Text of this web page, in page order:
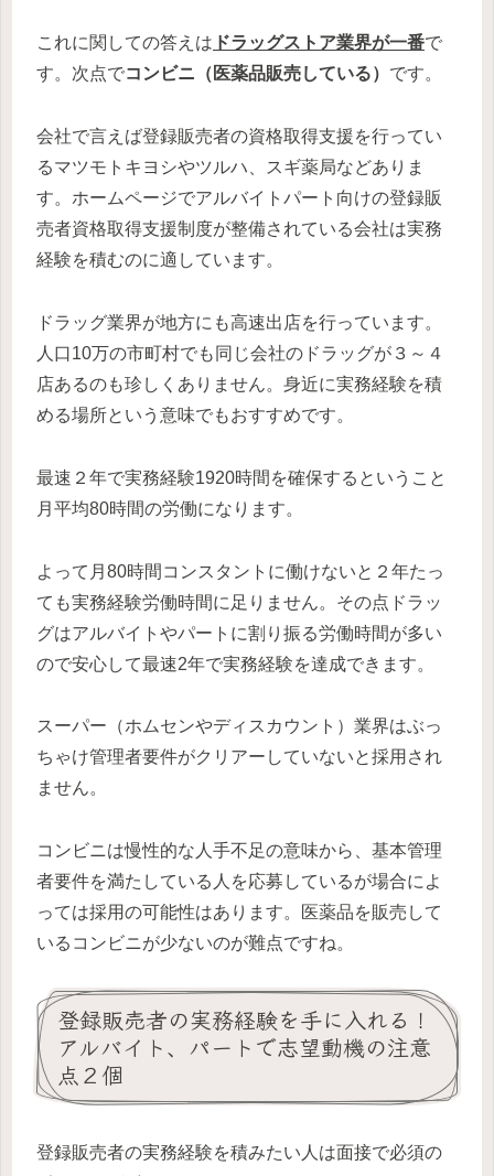
これに関しての答えは ドラッグストア業界が一番で
す。次点でコンビニ（医薬品販売している） です。
会社で言えば登録販売者の資格取得支援を行ってい
るマツモトキヨシやツルハ、スギ薬局などありま
す。ホームページでアルバイトパート向けの登録販
売者資格取得支援制度が整備されている会社は実務
経験を積むのに適しています。
ドラッグ業界が地方にも高速出店を行っています。
人口10万の市町村でも同じ会社のドラッグが３～４
店あるのも珍しくありません。身近に実務経験を積
める場所という意味でもおすすめです。
最速２年で実務経験1920時間を確保するということ
月平均80時間の労働になります。
よって月80時間コンスタントに働けないと２年たっ
ても実務経験労働時間に足りません。その点ドラッ
グはアルバイトやパートに割り振る労働時間が多い
ので安心して最速2年で実務経験を達成できます。
スーパー（ホムセンやディスカウント）業界はぶっ
ちゃけ管理者要件がクリアーしていないと採用され
ません。
コンビニは慢性的な人手不足の意味から、基本管理
者要件を満たしている人を応募しているが場合によ
っては採用の可能性はあります。医薬品を販売して
いるコンビニが少ないのが難点ですね。
登録販売者の実務経験を手に入れる！
アルバイト、パートで志望動機の注意
点２個
登録販売者の実務経験を積みたい人は面接で必須の